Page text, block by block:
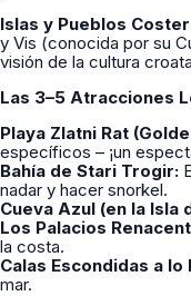
Islas y Pueblos
y Vis (conocida por su
visión de la cultura
Las 3–5 Atracciones
Playa Zlatni Rat
específicos – ¡un
Bahía de Stari Trogir:
nadar y hacer snorkel.
Cueva Azul (en la Isla
Los Palacios
la costa.
Calas Escondidas a
mar.